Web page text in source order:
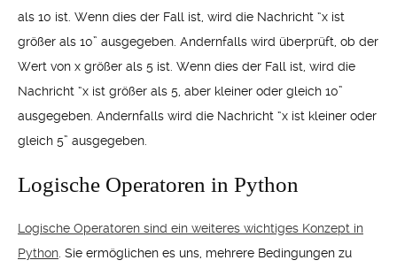
als 10 ist. Wenn dies der Fall ist, wird die Nachricht “x ist
größer als 10” ausgegeben. Andernfalls wird überprüft, ob der
Wert von x größer als 5 ist. Wenn dies der Fall ist, wird die
Nachricht “x ist größer als 5, aber kleiner oder gleich 10”
ausgegeben. Andernfalls wird die Nachricht “x ist kleiner oder
gleich 5” ausgegeben.
Logische Operatoren in Python
Logische Operatoren sind ein weiteres wichtiges Konzept in
Python . Sie ermöglichen es uns, mehrere Bedingungen zu